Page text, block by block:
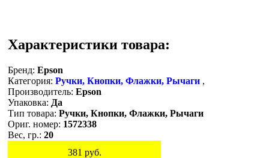
Характеристики товара:
Бренд: Epson
Категория: Ручки, Кнопки, Флажки, Рычаги ,
Производитель: Epson
Упаковка: Да
Тип товара: Ручки, Кнопки, Флажки, Рычаги
Ориг. номер: 1572338
Вес, гр.: 20
381 руб.